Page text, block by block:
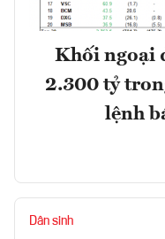
Khối ngoại
2.300 tỷ
lệnh
Dân sinh